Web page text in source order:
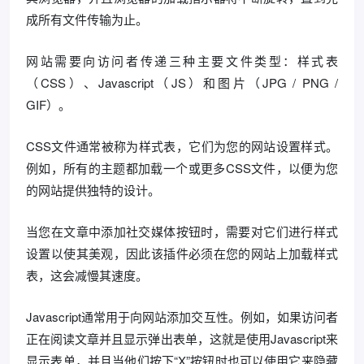
成所有文件传输为止。
网站需要向访问者传递三种主要文件类型：样式表
（CSS）、Javascript（JS）和图片（JPG / PNG /
GIF）。
CSS文件通常被称为样式表，它们为您的网站设置样式。
例如，所有的主题都加载一个或更多CSS文件，以便为您
的网站提供独特的设计。
当您在文章中添加社交媒体按钮时，需要对它们进行样式
设置以使其美观，因此该插件必须在您的网站上加载样式
表，这会减慢其速度。
Javascript通常用于向网站添加交互性。例如，如果访问者
正在阅读文章并且显示弹出表单，这就是使用Javascript来
显示表单，并且当他们按下“X”按钮时也可以使用它来隐藏